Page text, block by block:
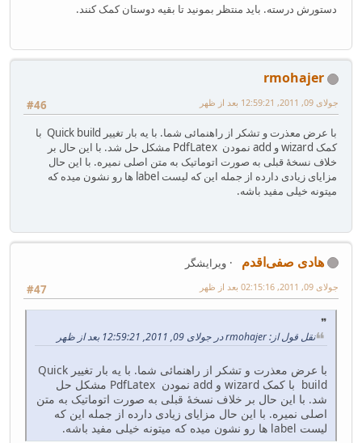
دستورش درسته. باید منتظر بمونید تا بقیه دوستان کمک کنند.
rmohajer
#46 جولای 09, 2011, 12:59:21 بعد از ظهر
با عرض معذرت و تشکر از راهنمائی شما. با یه بار تغییر Quick build با
کمک wizard و add نمودن PdfLatex مشکل حل شد. با این حال بر
خلاف نسخهٔ قبلی به صورت اتوماتیک به متن اصلی نمیره. با این حال
مزایای زیادی دارده از جمله این که لیست label ها رو نشون میده که
میتونه خیلی مفید باشه.
هادی صفی‌اقدم
ویرایشگر
#47
جولای 09, 2011, 02:15:16 بعد از ظهر
نقل قول از: rmohajer در جولای 09, 2011, 12:59:21 بعد از ظهر
با عرض معذرت و تشکر از راهنمائی شما. با یه بار تغییر Quick
build با کمک wizard و add نمودن PdfLatex مشکل حل
شد. با این حال بر خلاف نسخهٔ قبلی به صورت اتوماتیک به متن
اصلی نمیره. با این حال مزایای زیادی دارده از جمله این که
لیست label ها رو نشون میده که میتونه خیلی مفید باشه.